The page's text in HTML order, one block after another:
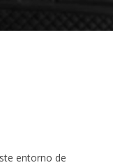
entorno de